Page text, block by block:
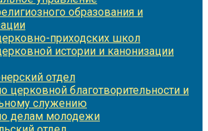
образования и
приходских школ
истории и канонизации
отдел
церковной благотворительности и
служению
делам молодежи